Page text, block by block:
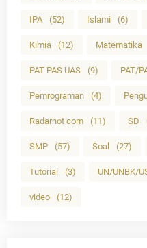
IPA (52) Islami (6)
Kimia (12) Matematika
PAT PAS UAS (9) PAT/
Pemrograman (4)
Radarhot com (11) SD
SMP (57) Soal (27)
Tutorial (3) UN/UNBK/
video (12)